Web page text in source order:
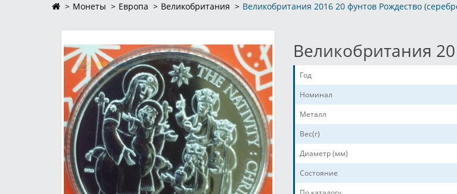
Монеты Европа Великобритания Великобритания 2016 20 фунтов Рождество
Великобритания
Год
Номинал
Металл
Вес(г)
Диаметр (мм)
Состояние